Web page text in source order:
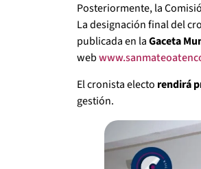
Posteriormente, la
La designación final del
publicada en laGaceta
web
El cronista electo rendirá
gestión.